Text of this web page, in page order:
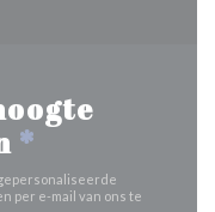
*
per e-mail van ons te